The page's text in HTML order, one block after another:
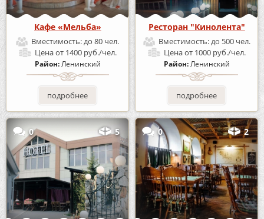
Кафе «Мельба»
Вместимость:до 80 чел.
Ценаот 1400 руб./чел.
Район:Ленинский
подробнее
Ресторан "Кинолента"
Вместимость:до 500 чел.
Ценаот 1000 руб./чел.
Район:Ленинский
подробнее
0 5 0 2